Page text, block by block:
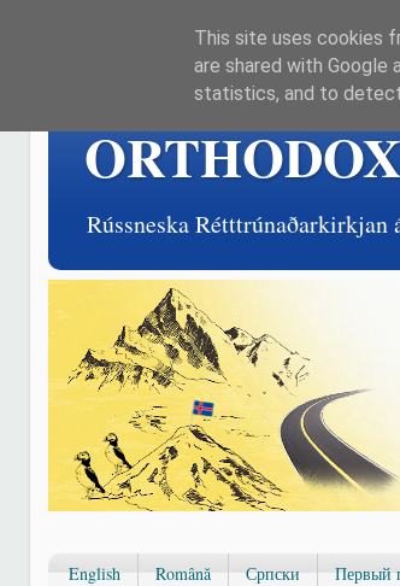
Rússneska
English Română Српски Первый
This site uses cookies
are shared with
statistics, and to detect